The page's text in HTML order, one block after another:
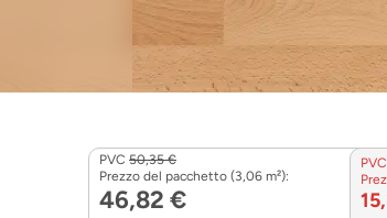
PVC 50,35 €
Prezzo del pacchetto (3,06 m²):
46,82 €
PVC